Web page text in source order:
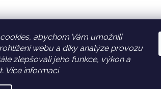
abychom Vám umožnili
webu a díky analýze provozu
zlepšovali jeho funkce, výkon a
Více informací
Facebook Věrnostní slevy